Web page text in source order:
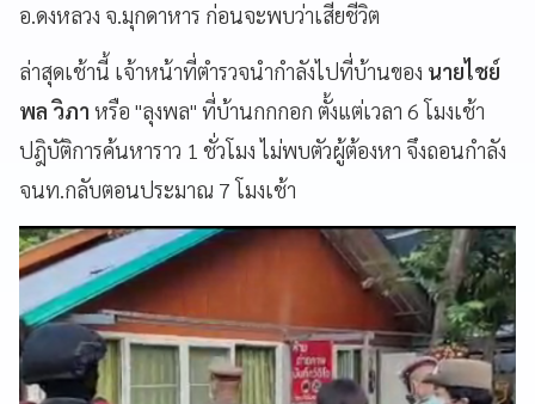
อ.ดงหลวง จ.มุกดาหาร ก่อนจะพบว่าเสียชีวิต
ล่าสุดเช้านี้ เจ้าหน้าที่ตำรวจนำกำลังไปที่บ้านของ นายไชย์
พล วิภา หรือ "ลุงพล" ที่บ้านกกกอก ตั้งแต่เวลา 6 โมงเช้า
ปฎิบัติการค้นหาราว 1 ชั่วโมง ไม่พบตัวผู้ต้องหา จึงถอนกำลัง
จนท.กลับตอนประมาณ 7 โมงเช้า